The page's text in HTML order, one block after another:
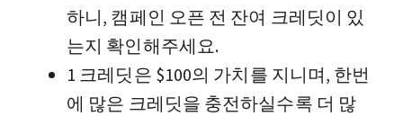
하니, 캠페인 오픈 전 잔여 크레딧이 있
는지 확인해주세요.
1 크레딧은 $100의 가치를 지니며, 한번
에 많은 크레딧을 충전하실수록 더 많